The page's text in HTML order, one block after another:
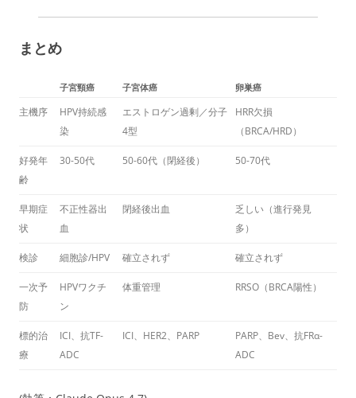
まとめ
子宮頸癌 子宮体癌 卵巣癌
主機序
HPV持続感
染
エストロゲン過剰／分子
4型
HRR欠損
（BRCA/HRD）
好発年
齢
30-50代 50-60代（閉経後） 50-70代
早期症
状
不正性器出
血
閉経後出血
乏しい（進行発見
多）
検診 細胞診/HPV 確立されず 確立されず
一次予
防
HPVワクチ
ン
体重管理 RRSO（BRCA陽性）
標的治
療
ICI、抗TF-
ADC
ICI、HER2、PARP
PARP、Bev、抗FRα-
ADC